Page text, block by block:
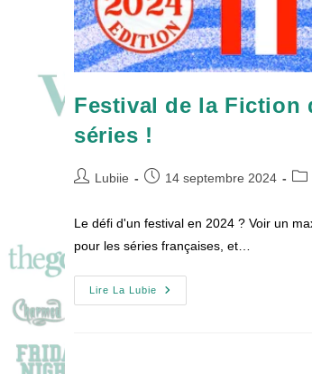
Festival de la Fiction
séries !
Auteur/autrice
publication :
Lubiie
Publication
14 septembre 2024
Le défi d'un festival en 2024 ? Voir un
pour les séries françaises, et…
Lire La Lubie
Festival
De